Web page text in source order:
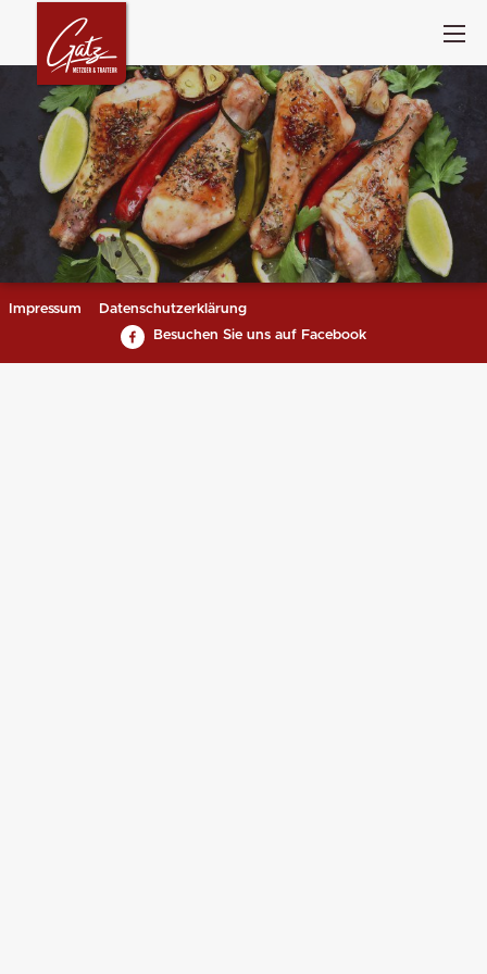
Impressum
Datenschutzerklärung
Besuchen Sie uns auf Facebook